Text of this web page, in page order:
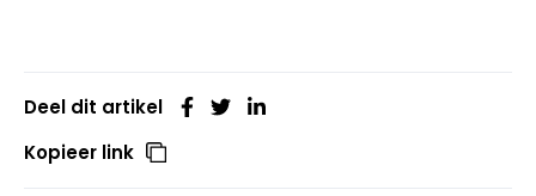
Deel dit artikel
Kopieer link